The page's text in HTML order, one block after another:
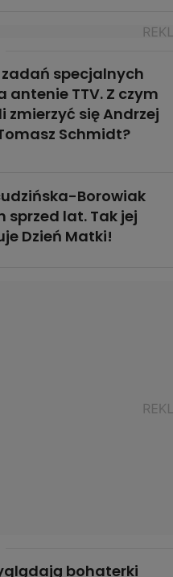
zadań specjalnych
antenie TTV. Z czym
zmierzyć się Andrzej
Schmidt?
Borowiak
sprzed lat. Tak jej
Dzień Matki!
bohaterki